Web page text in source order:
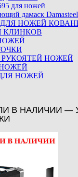
для ножей
дамаск Damasteel
НОЖЕЙ
КЛИНКОВ
РУКОЯТЕЙ НОЖЕЙ
НОЖЕЙ
В НАЛИЧИИ —